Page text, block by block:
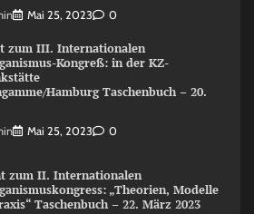
Mai 25, 2023 0
zum III. Internationalen
Kongreß: in der KZ-
Hamburg Taschenbuch – 20.
Mai 25, 2023 0
zum II. Internationalen
„Theorien, Modelle
Taschenbuch – 22. März 2023